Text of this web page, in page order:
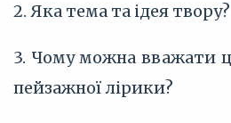
2. Яка тема та ідея твору?
3. Чому можна вважати
пейзажної лірики?